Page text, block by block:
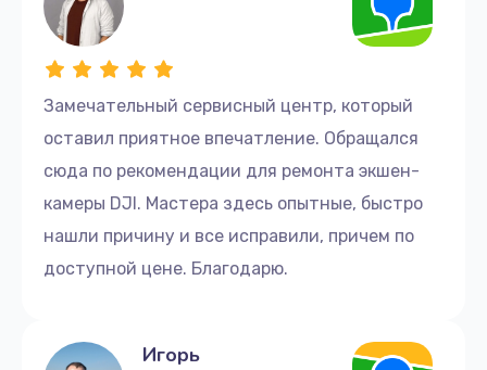
Замечательный сервисный центр, который
оставил приятное впечатление. Обращался
сюда по рекомендации для ремонта экшен-
камеры DJI. Мастера здесь опытные, быстро
нашли причину и все исправили, причем по
доступной цене. Благодарю.
Игорь